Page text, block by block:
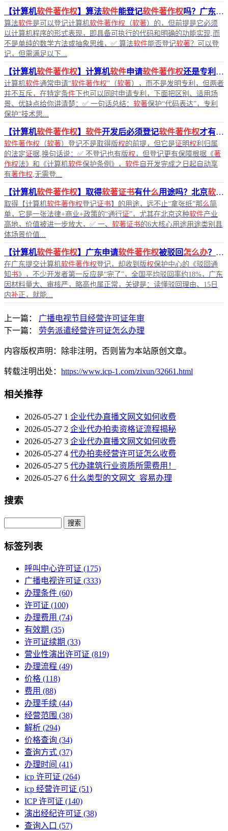
【计算机软件著作权】算法软件能登记软件著作权吗？广东申请登记
算法软件是可以登记计算机软件著作权 （软著）的，但前提是它必须
以计算机程序的形式表现，即具备可执行的代码和明确的功能实现,而
不是单纯的数学方法或抽象思维，✅ 算法软件能否登记软著？可以登
记，但需满足以下...
【计算机软件著作权】计算机软件申请软件著作权还是专利？
计算机软件通常申请“软件著作权”（软著），而不是发明专利，但两者
并不互斥，在特定条件 下也可以同时申请专利，下面把区别、适用场
景、优缺点给你讲清楚：✅ 一句话总结： 软著保护“代码表达”，专利
保护“技术思...
【计算机软件著作权】 软件开发后必须登记软件著作权才有版
软件著作权 （软著）登记不是取得版权的前提，但它是证明权利归属
的法定证据,换句话说：✅ 不登记也有版权 ，但登记更有保障根据《著
作权法》和《计算机软件保护条例》， 软件 自开发完成之日起自动享
有著作权,无需登...
【计算机软件著作权】取得软著证书有什么用途吗？北京软件著作权
取得【计算机软件著作权登记证书】的用途，远不止“拿张纸”那么简
单，它是一张法律+商业+政策的“通行证”，尤其在北京这种软件产业
高地，价值被进一步放大，✅ 一、 软著证书的6大核心用途用途类别具
体场景价值...
【计算机软件著作权】广东申请软件著作权被驳回 怎么办？ 软
在广东提交计算机软件著作权登记，却收到版权保护中心的《驳回通
知书》，不少开发者第一反应是“完了”，全国平均驳回率约18%，广东
因材料量大、审核严，略高也属正常，关键是：读懂驳回理由、15日
内补正，就能...
上一篇：
广播电视节目经营许可证年审
下一篇：
劳务派遣经营许可证怎么办理
内容版权声明：除非注明，否则皆为本站原创文章。
转载注明出处： https://www.icp-1.com/zixun/32661.html
相关推荐
2026-05-27 1 企业代办直播文网文如何收费
2026-05-27 2 企业代办拍卖资格证流程揭秘
2026-05-27 3 企业代办直播文网文如何收费
2026-05-27 4 代办拍卖经营许可证怎么收费
2026-05-27 5 代办建筑行业资质所需费用！
2026-05-27 6 什么类型的文网文_容易办理
搜索
Search
标签列表
呼叫中心许可证 (175)
广播电视许可证 (333)
办理条件 (60)
许可证 (100)
办理费用 (74)
有效期 (35)
许可证续期 (33)
营业性演出许可证 (819)
办理流程 (49)
价格 (118)
费用 (88)
办理手续 (44)
经营范围 (38)
解析 (294)
价格查询 (34)
查询方式 (37)
办理时间 (41)
icp 许可证 (264)
icp 经营许可证 (51)
ICP 许可证 (140)
演出经纪许可证 (38)
查询入口 (57)